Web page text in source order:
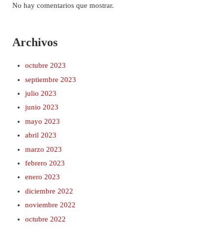
No hay comentarios que mostrar.
Archivos
octubre 2023
septiembre 2023
julio 2023
junio 2023
mayo 2023
abril 2023
marzo 2023
febrero 2023
enero 2023
diciembre 2022
noviembre 2022
octubre 2022